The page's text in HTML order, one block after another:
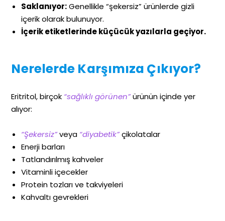
Saklanıyor:Genellikle “şekersiz” ürünlerde gizli
içerik olarak bulunuyor.
İçerik etiketlerinde küçücük yazılarla geçiyor.
Nerelerde Karşımıza Çıkıyor?
Eritritol, birçok “sağlıklı görünen”ürünün içinde yer
alıyor:
“Şekersiz”veya “diyabetik”çikolatalar
Enerji barları
Tatlandırılmış kahveler
Vitaminli içecekler
Protein tozları ve takviyeleri
Kahvaltı gevrekleri